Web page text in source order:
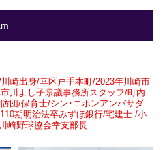
崎出身/幸区戸手本町/2023年川崎市
川よし子県議事務所スタッフ/町内
団/保育士/シン･ニホンアンバサダ
期明治法卒みずほ銀行/宅建士 /小
崎野球協会幸支部長